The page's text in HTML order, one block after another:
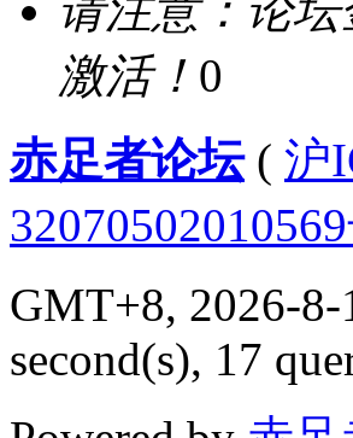
激活！ 0
赤足者论坛( 沪
GMT+8, 2026-8-
second(s), 17